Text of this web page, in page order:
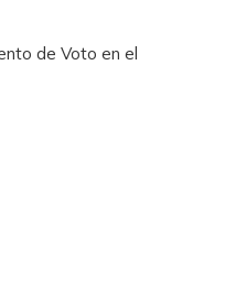
de Voto en el